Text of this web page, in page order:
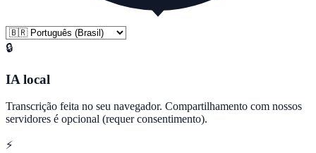
🔒
IA local
Transcrição feita no seu navegador. Compartilhamento com nossos
servidores é opcional (requer consentimento).
⚡